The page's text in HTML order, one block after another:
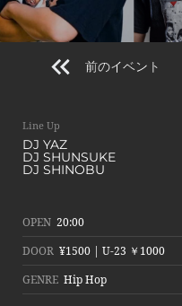
前のイベント
Line Up
DJ YAZ
DJ SHUNSUKE
DJ SHINOBU
OPEN 20:00
DOOR ¥1500 | U-23 ￥1000
GENRE Hip Hop